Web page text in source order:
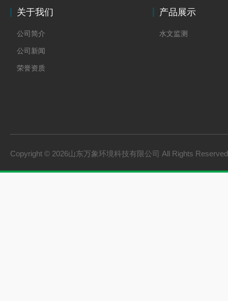
关于我们
公司简介
公司新闻
荣誉资质
产品展示
水文监测
Copyright © 2026山东万象环境科技有限公司 All Rights